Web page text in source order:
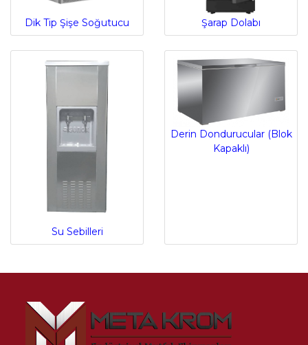
Dik Tip Şişe Soğutucu Şarap Dolabı
Su Sebilleri
Derin Dondurucular (Blok
Kapaklı)